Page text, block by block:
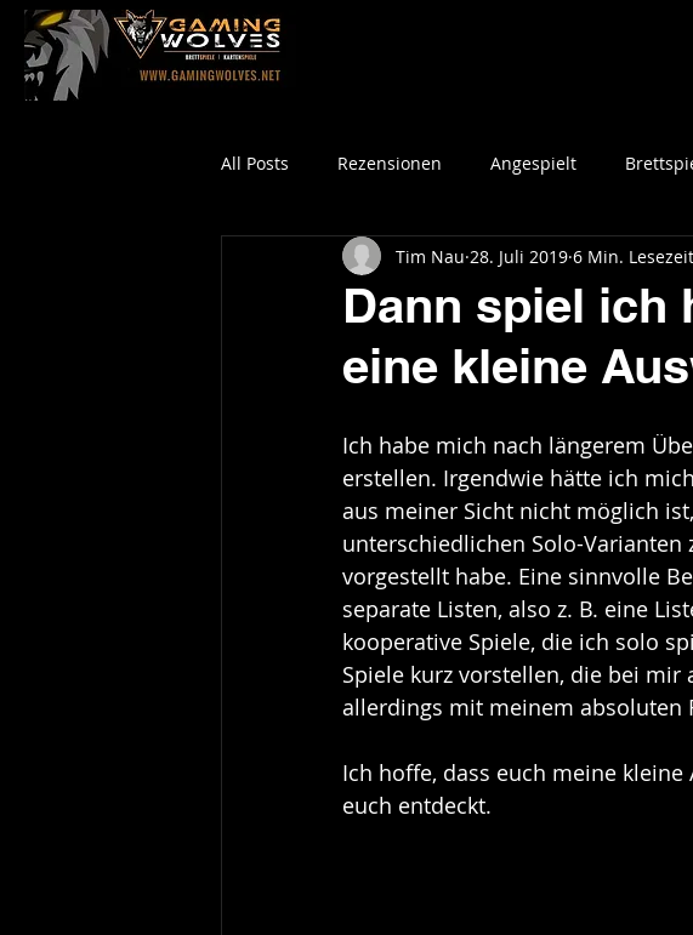
All Posts Rezensionen Angespielt
Dann spiel ich
eine kleine
Tim Nau 28. Juli 2019 6 Min. Lesezeit
Ich habe mich nach längerem
erstellen. Irgendwie hätte ich
aus meiner Sicht nicht möglich
unterschiedlichen Solo-
vorgestellt habe. Eine sinnvolle
separate Listen, also z. B. eine
kooperative Spiele, die ich solo
Spiele kurz vorstellen, die bei
allerdings mit meinem absoluten
Ich hoffe, dass euch meine
euch entdeckt.